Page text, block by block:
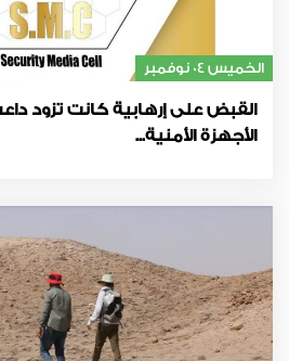
الخميس 04 نوفمبر
القبض على إرهابية كانت تزود
الأجهزة الأمنية...